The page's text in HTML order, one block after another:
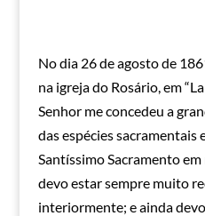
No dia 26 de agosto de
na igreja do Rosário, em
Senhor me concedeu a
das espécies sacramentais
Santíssimo Sacramento
devo estar sempre muito
interiormente; e ainda